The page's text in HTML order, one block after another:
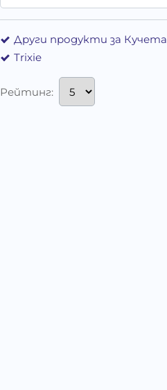
Други продукти за Кучета
Trixie
Рейтинг: